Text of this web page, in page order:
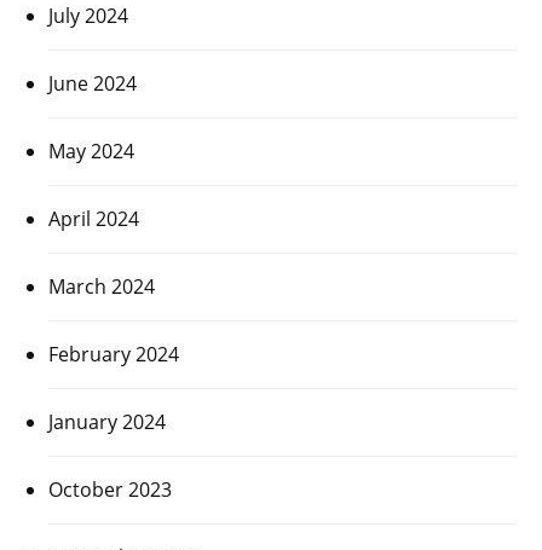
July 2024
June 2024
May 2024
April 2024
March 2024
February 2024
January 2024
October 2023